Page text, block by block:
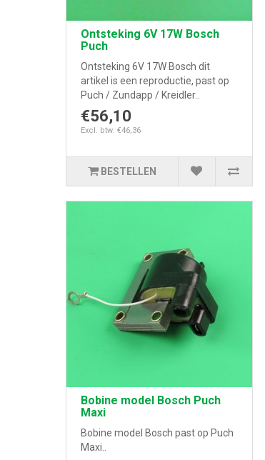
Ontsteking 6V 17W Bosch
Puch
Ontsteking 6V 17W Bosch dit
artikel is een reproductie, past op
Puch / Zundapp / Kreidler..
€56,10
Excl. btw: €46,36
BESTELLEN
Bobine model Bosch Puch
Maxi
Bobine model Bosch past op Puch
Maxi..